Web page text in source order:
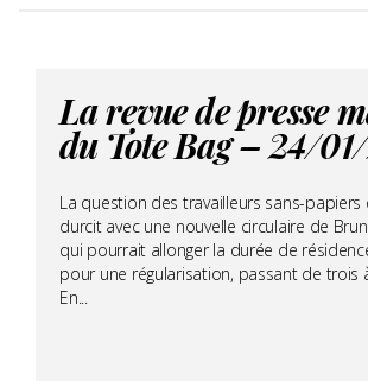
La revue de presse
du Tote Bag – 24/
La question des travailleurs sans-papiers
durcit avec une nouvelle circulaire de
qui pourrait allonger la durée de
pour une régularisation, passant de trois
En...